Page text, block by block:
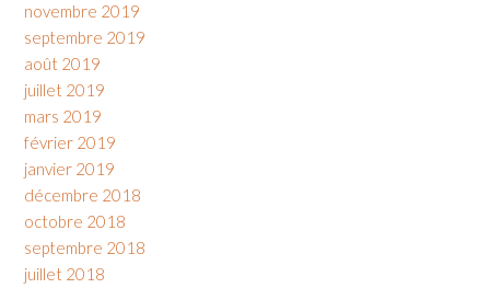
novembre 2019
septembre 2019
août 2019
juillet 2019
mars 2019
février 2019
janvier 2019
décembre 2018
octobre 2018
septembre 2018
juillet 2018